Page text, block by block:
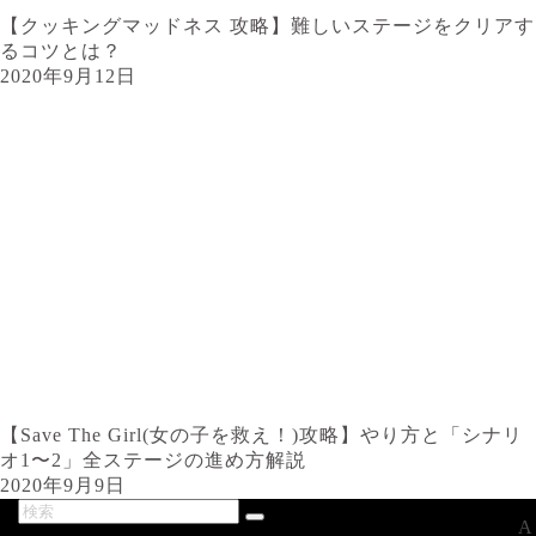
【クッキングマッドネス 攻略】難しいステージをクリアす
るコツとは？
2020年9月12日
【Save The Girl(女の子を救え！)攻略】やり方と「シナリ
オ1〜2」全ステージの進め方解説
2020年9月9日
A